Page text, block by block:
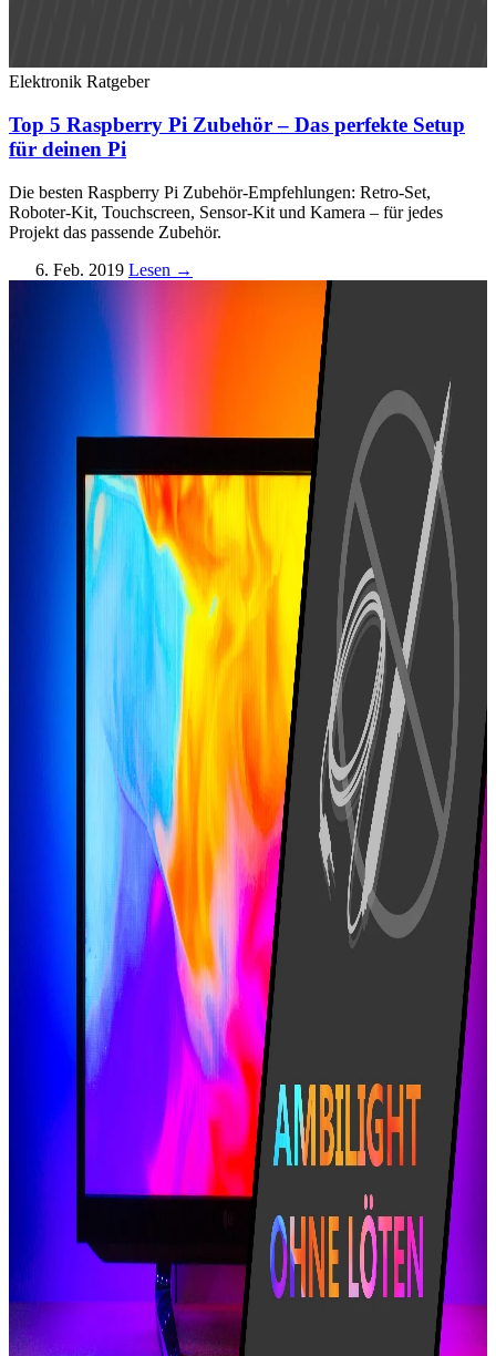
Elektronik Ratgeber
Top 5 Raspberry Pi Zubehör – Das perfekte Setup
für deinen Pi
Die besten Raspberry Pi Zubehör-Empfehlungen: Retro-Set,
Roboter-Kit, Touchscreen, Sensor-Kit und Kamera – für jedes
Projekt das passende Zubehör.
6. Feb. 2019 Lesen →